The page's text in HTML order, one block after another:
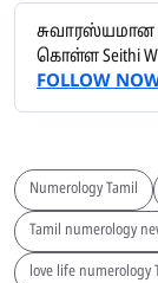
சுவாரஸ்யமான
கொள்ள Seithi
FOLLOW
Numerology Tamil
Tamil numerology
love life numerology